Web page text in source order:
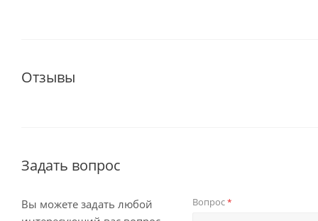
Отзывы
Задать вопрос
Вы можете задать любой
Вопрос*